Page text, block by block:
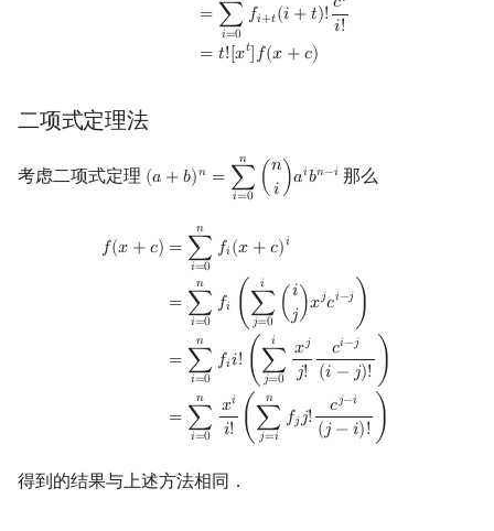
Meissel–Lehmer 算法
支配树
= ∑
𝑖=0
𝑓𝑖+𝑡(𝑖 +𝑡)! 𝑐
𝑖!
= 𝑡![𝑥𝑡]𝑓(𝑥 +𝑐)
二项式定理法
考虑二项式定理 (𝑎 +𝑏)𝑛 =
𝑛
∑
𝑖=0
( 𝑛
𝑖 )𝑎𝑖𝑏𝑛−𝑖
(a +b )n=∑i= 0n (ni a ibn−i 那么
𝑓(𝑥 +𝑐) =
𝑛
∑
𝑖=0
𝑓𝑖(𝑥 +𝑐)𝑖
=
𝑛
∑
𝑖=0
𝑓𝑖 (
𝑖
∑
𝑗=0
( 𝑖
𝑗)𝑥𝑗𝑐𝑖−𝑗 )
=
𝑛
∑
𝑖=0
𝑓𝑖𝑖! (
𝑖
∑
𝑗=0
𝑥𝑗
𝑗!
𝑐𝑖−𝑗
(𝑖 −𝑗)! )
=
𝑛
∑
𝑖=0
𝑥𝑖
𝑖! (
𝑛
∑
𝑗=𝑖
𝑓𝑗𝑗! 𝑐𝑗−𝑖
(𝑗 −𝑖)! )
n f i =0n ( ∑ j )
得到的结果与上述方法相同．